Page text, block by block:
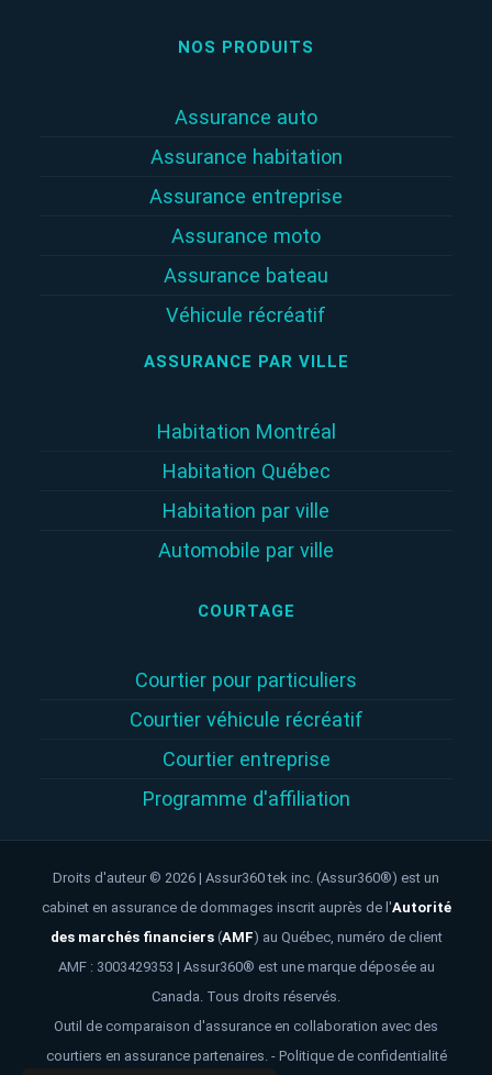
NOS PRODUITS
Assurance auto
Assurance habitation
Assurance entreprise
Assurance moto
Assurance bateau
Véhicule récréatif
ASSURANCE PAR VILLE
Habitation Montréal
Habitation Québec
Habitation par ville
Automobile par ville
COURTAGE
Courtier pour particuliers
Courtier véhicule récréatif
Courtier entreprise
Programme d'affiliation
Droits d'auteur © 2026 | Assur360 tek inc. (Assur360®) est un
cabinet en assurance de dommages inscrit auprès de l'Autorité
des marchés financiers(AMF) au Québec, numéro de client
AMF : 3003429353 | Assur360® est une marque déposée au
Canada. Tous droits réservés.
Outil de comparaison d'assurance en collaboration avec des
courtiers en assurance partenaires. - Politique de confidentialité